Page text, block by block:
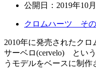
公開日： 2019年10
クロムハーツ そ
2010年に発売されたクロ
サーベロ(cervelo) とい
うモデルをベースに制作